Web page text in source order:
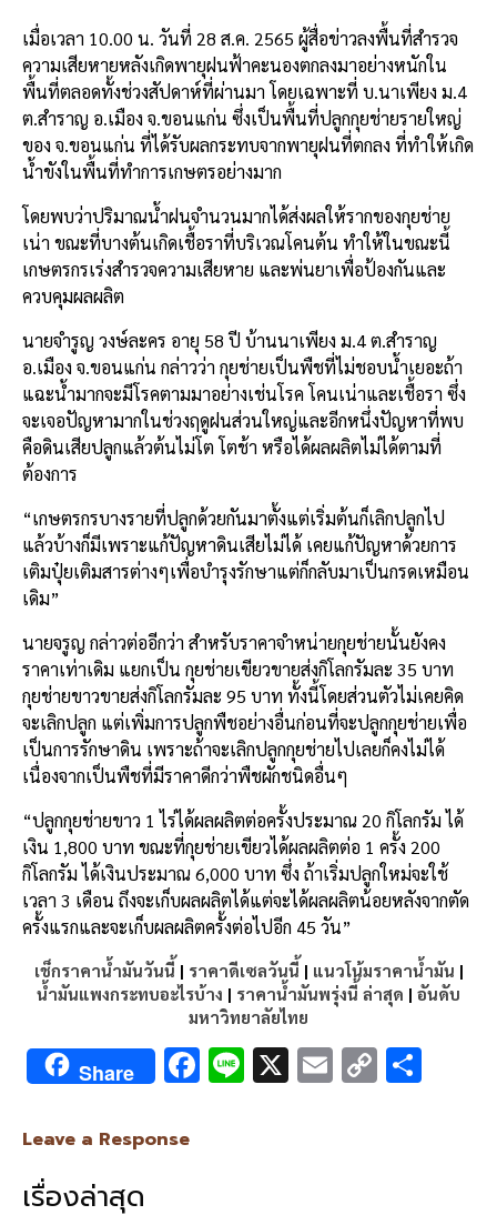
เมื่อเวลา 10.00 น. วันที่ 28 ส.ค. 2565 ผู้สื่อข่าวลงพื้นที่สำรวจ
ความเสียหายหลังเกิดพายุฝนฟ้าคะนองตกลงมาอย่างหนักใน
พื้นที่ตลอดทั้งช่วงสัปดาห์ที่ผ่านมา โดยเฉพาะที่ บ.นาเพียง ม.4
ต.สำราญ อ.เมือง จ.ขอนแก่น ซึ่งเป็นพื้นที่ปลูกกุยช่ายรายใหญ่
ของ จ.ขอนแก่น ที่ได้รับผลกระทบจากพายุฝนที่ตกลง ที่ทำให้เกิด
น้ำขังในพื้นที่ทำการเกษตรอย่างมาก
โดยพบว่าปริมาณน้ำฝนจำนวนมากได้ส่งผลให้รากของกุยช่าย
เน่า ขณะที่บางต้นเกิดเชื้อราที่บริเวณโคนต้น ทำให้ในขณะนี้
เกษตรกรเร่งสำรวจความเสียหาย และพ่นยาเพื่อป้องกันและ
ควบคุมผลผลิต
นายจำรูญ วงษ์ละคร อายุ 58 ปี บ้านนาเพียง ม.4 ต.สำราญ
อ.เมือง จ.ขอนแก่น กล่าวว่า กุยช่ายเป็นพืชที่ไม่ชอบน้ำเยอะถ้า
แฉะน้ำมากจะมีโรคตามมาอย่างเช่นโรค โคนเน่าและเชื้อรา ซึ่ง
จะเจอปัญหามากในช่วงฤดูฝนส่วนใหญ่และอีกหนึ่งปัญหาที่พบ
คือดินเสียปลูกแล้วต้นไม่โต โตช้า หรือได้ผลผลิตไม่ได้ตามที่
ต้องการ
“เกษตรกรบางรายที่ปลูกด้วยกันมาตั้งแต่เริ่มต้นก็เลิกปลูกไป
แล้วบ้างก็มีเพราะแก้ปัญหาดินเสียไม่ได้ เคยแก้ปัญหาด้วยการ
เติมปุ๋ยเติมสารต่างๆเพื่อบำรุงรักษาแต่ก็กลับมาเป็นกรดเหมือน
เดิม”
นายจรูญ กล่าวต่ออีกว่า สำหรับราคาจำหน่ายกุยช่ายนั้นยังคง
ราคาเท่าเดิม แยกเป็น กุยช่ายเขียวขายส่งกิโลกรัมละ 35 บาท
กุยช่ายขาวขายส่งกิโลกรัมละ 95 บาท ทั้งนี้โดยส่วนตัวไม่เคยคิด
จะเลิกปลูก แต่เพิ่มการปลูกพืชอย่างอื่นก่อนที่จะปลูกกุยช่ายเพื่อ
เป็นการรักษาดิน เพราะถ้าจะเลิกปลูกกุยช่ายไปเลยก็คงไม่ได้
เนื่องจากเป็นพืชที่มีราคาดีกว่าพืชผักชนิดอื่นๆ
“ปลูกกุยช่ายขาว 1 ไร่ได้ผลผลิตต่อครั้งประมาณ 20 กิโลกรัม ได้
เงิน 1,800 บาท ขณะที่กุยช่ายเขียวได้ผลผลิตต่อ 1 ครั้ง 200
กิโลกรัม ได้เงินประมาณ 6,000 บาท ซึ่ง ถ้าเริ่มปลูกใหม่จะใช้
เวลา 3 เดือน ถึงจะเก็บผลผลิตได้แต่จะได้ผลผลิตน้อยหลังจากตัด
ครั้งแรกและจะเก็บผลผลิตครั้งต่อไปอีก 45 วัน”
เช็กราคาน้ำมันวันนี้ | ราคาดีเซลวันนี้ | แนวโน้มราคาน้ำมัน |
น้ำมันแพงกระทบอะไรบ้าง | ราคาน้ำมันพรุ่งนี้ ล่าสุด | อันดับ
มหาวิทยาลัยไทย
Share F Li X E C
Leave a Response
เรื่องล่าสุด